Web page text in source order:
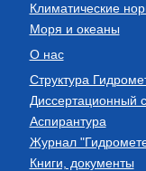
Климатические
Моря и океаны
О нас
Структура
Диссертационный
Аспирантура
Журнал
Книги, документы